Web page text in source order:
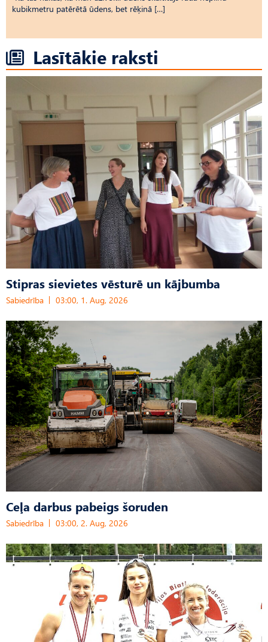
kubikmetru patērētā ūdens, bet rēķinā […]
Lasītākie raksti
Stipras sievietes vēsturē un kājbumba
Sabiedrība 03:00, 1. Aug, 2026
Ceļa darbus pabeigs šoruden
Sabiedrība 03:00, 2. Aug, 2026